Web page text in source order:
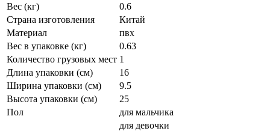
Вес (кг)
0.6
Страна изготовления
Китай
Материал
пвх
Вес в упаковке (кг)
0.63
Количество грузовых мест 1
Длина упаковки (см)
16
Ширина упаковки (см)
9.5
Высота упаковки (см)
25
Пол
для мальчика
для девочки